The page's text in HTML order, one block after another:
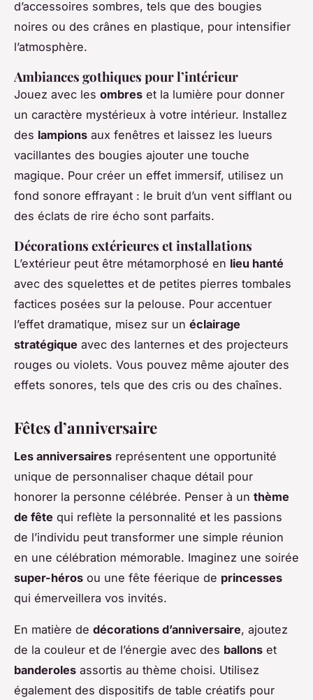
d’accessoires sombres, tels que des bougies
noires ou des crânes en plastique, pour intensifier
l’atmosphère.
Ambiances gothiques pour l’intérieur
Jouez avec les ombres et la lumière pour donner
un caractère mystérieux à votre intérieur. Installez
des lampions aux fenêtres et laissez les lueurs
vacillantes des bougies ajouter une touche
magique. Pour créer un effet immersif, utilisez un
fond sonore effrayant : le bruit d’un vent sifflant ou
des éclats de rire écho sont parfaits.
Décorations extérieures et installations
L’extérieur peut être métamorphosé en lieu hanté
avec des squelettes et de petites pierres tombales
factices posées sur la pelouse. Pour accentuer
l’effet dramatique, misez sur un éclairage
stratégique avec des lanternes et des projecteurs
rouges ou violets. Vous pouvez même ajouter des
effets sonores, tels que des cris ou des chaînes.
Fêtes d’anniversaire
Les anniversaires représentent une opportunité
unique de personnaliser chaque détail pour
honorer la personne célébrée. Penser à un thème
de fête qui reflète la personnalité et les passions
de l’individu peut transformer une simple réunion
en une célébration mémorable. Imaginez une soirée
super-héros ou une fête féerique de princesses
qui émerveillera vos invités.
En matière de décorations d’anniversaire, ajoutez
de la couleur et de l’énergie avec des ballons et
banderoles assortis au thème choisi. Utilisez
également des dispositifs de table créatifs pour